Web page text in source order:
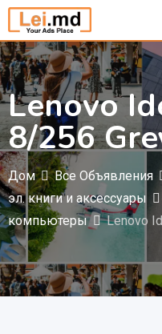
Перейти
содержимому
Lenovo
8/256
Дом Все Объявления
эл. книги и аксессуары
компьютеры
Lenovo